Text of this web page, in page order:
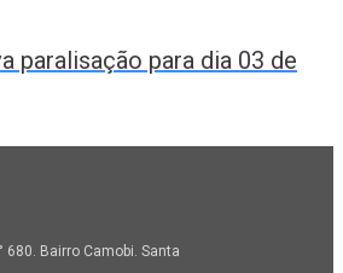
paralisação para dia 03 de
680. Bairro Camobi. Santa